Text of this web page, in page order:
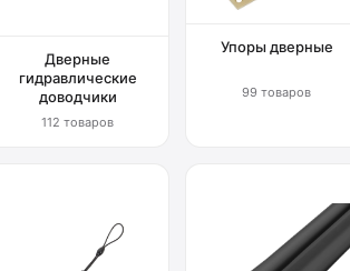
Дверные
гидравлические
доводчики
112 товаров
Упоры дверные
99 товаров